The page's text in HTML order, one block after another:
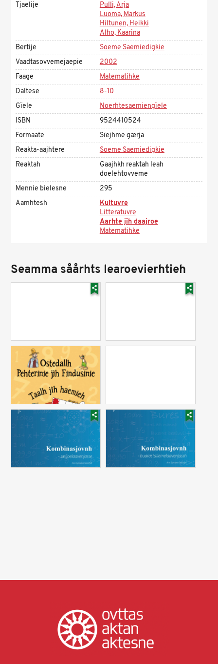
Tjaelije
Pulli, Arja
Luoma, Markus
Hiltunen, Heikki
Alho, Kaarina
Bertije
Soeme Saemiedigkie
Vaadtasovvemejaepie
2002
Faage
Matematihke
Daltese
8-10
Gïele
Noerhtesaemiengïele
ISBN
9524410524
Formaate
Sïejhme gærja
Reakta-aajhtere
Soeme Saemiedigkie
Reaktah
Gaajhkh reaktah leah
doelehtovveme
Mennie bielesne
295
Aamhtesh
Kultuvre
Litteratuvre
Aarhte jïh daajroe
Matematihke
Seamma såårhts learoevierhtieh